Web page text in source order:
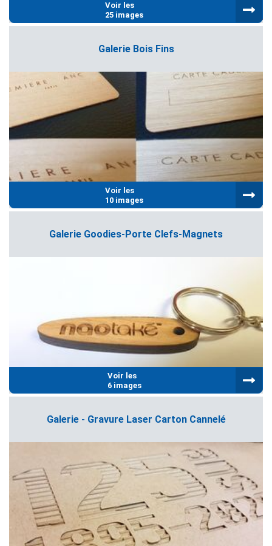
Voir les
25 images
Galerie Bois Fins
Voir les
10 images
Galerie Goodies-Porte Clefs-Magnets
Voir les
6 images
Galerie - Gravure Laser Carton Cannelé